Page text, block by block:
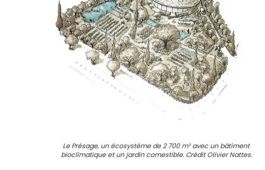
Le Présage, un écosystème de 2 700 m² avec un bâtiment
bioclimatique et un jardin comestible. Crédit Olivier Nattes.